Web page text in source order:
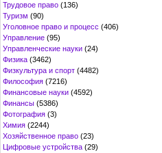
Трудовое право (136)
Туризм (90)
Уголовное право и процесс (406)
Управление (95)
Управленческие науки (24)
Физика (3462)
Физкультура и спорт (4482)
Философия (7216)
Финансовые науки (4592)
Финансы (5386)
Фотография (3)
Химия (2244)
Хозяйственное право (23)
Цифровые устройства (29)